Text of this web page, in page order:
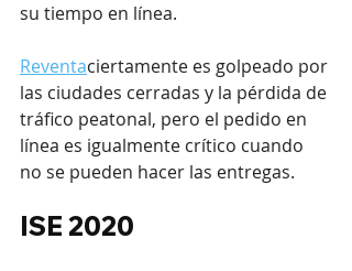
su tiempo en línea.
Reventaciertamente es golpeado por
las ciudades cerradas y la pérdida de
tráfico peatonal, pero el pedido en
línea es igualmente crítico cuando
no se pueden hacer las entregas.
ISE 2020